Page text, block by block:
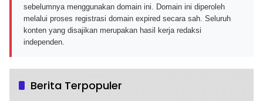
sebelumnya menggunakan domain ini. Domain ini diperoleh
melalui proses registrasi domain expired secara sah. Seluruh
konten yang disajikan merupakan hasil kerja redaksi
independen.
Berita Terpopuler